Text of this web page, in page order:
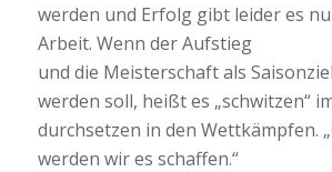
werden und Erfolg gibt leider es
Arbeit. Wenn der Aufstieg
und die Meisterschaft als
werden soll, heißt es „schwitzen“
durchsetzen in den Wettkämpfen.
werden wir es schaffen.“